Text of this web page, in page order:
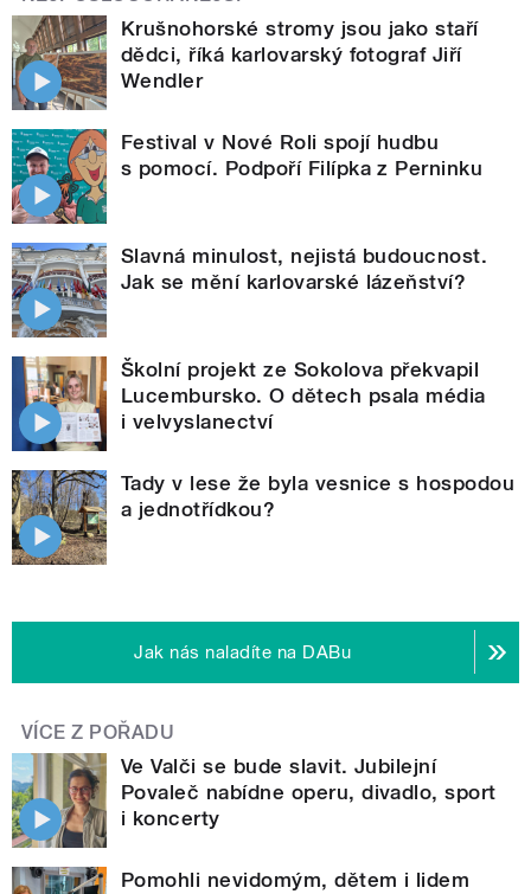
Krušnohorské stromy jsou jako staří
dědci, říká karlovarský fotograf Jiří
Wendler
Festival v Nové Roli spojí hudbu
s pomocí. Podpoří Filípka z Perninku
Slavná minulost, nejistá budoucnost.
Jak se mění karlovarské lázeňství?
Školní projekt ze Sokolova překvapil
Lucembursko. O dětech psala média
i velvyslanectví
Tady v lese že byla vesnice s hospodou
a jednotřídkou?
Jak nás naladíte na DABu
VÍCE Z POŘADU
Ve Valči se bude slavit. Jubilejní
Povaleč nabídne operu, divadlo, sport
i koncerty
Pomohli nevidomým, dětem i lidem